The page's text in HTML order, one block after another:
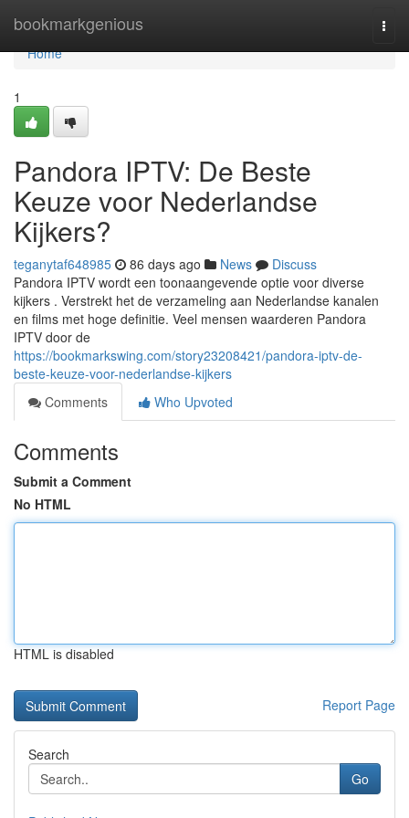
bookmarkgenious
Home
Home
1
Pandora IPTV: De Beste
Keuze voor Nederlandse
Kijkers?
teganytaf648985 86 days ago News
Discuss
Pandora IPTV wordt een toonaangevende optie voor diverse
kijkers . Verstrekt het de verzameling aan Nederlandse kanalen
en films met hoge definitie. Veel mensen waarderen Pandora
IPTV door de
https://bookmarkswing.com/story23208421/pandora-iptv-de-
beste-keuze-voor-nederlandse-kijkers
Comments
Who Upvoted
Comments
Submit a Comment
No HTML
HTML is disabled
Report Page
Search
Go